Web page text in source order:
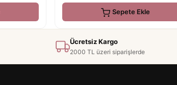
Sepete Ekle
Ücretsiz Kargo
2000 TL üzeri siparişlerde